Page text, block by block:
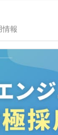
情報